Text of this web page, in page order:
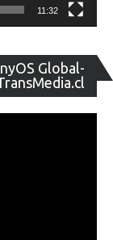
11:32
Global-
de